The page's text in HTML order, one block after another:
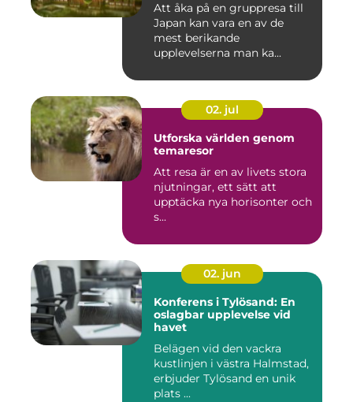
Att åka på en gruppresa till
Japan kan vara en av de
mest berikande
upplevelserna man ka...
02. jul
Utforska världen genom
temaresor
Att resa är en av livets stora
njutningar, ett sätt att
upptäcka nya horisonter och
s...
02. jun
Konferens i Tylösand: En
oslagbar upplevelse vid
havet
Belägen vid den vackra
kustlinjen i västra Halmstad,
erbjuder Tylösand en unik
plats ...